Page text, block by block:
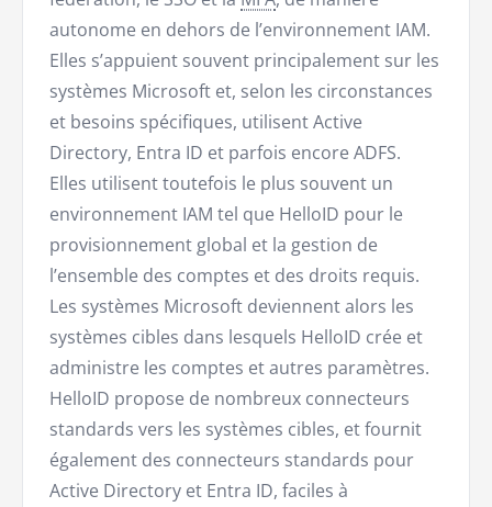
autonome en dehors de l’environnement IAM.
Elles s’appuient souvent principalement sur les
systèmes Microsoft et, selon les circonstances
et besoins spécifiques, utilisent Active
Directory, Entra ID et parfois encore ADFS.
Elles utilisent toutefois le plus souvent un
environnement IAM tel que HelloID pour le
provisionnement global et la gestion de
l’ensemble des comptes et des droits requis.
Les systèmes Microsoft deviennent alors les
systèmes cibles dans lesquels HelloID crée et
administre les comptes et autres paramètres.
HelloID propose de nombreux connecteurs
standards vers les systèmes cibles, et fournit
également des connecteurs standards pour
Active Directory et Entra ID, faciles à